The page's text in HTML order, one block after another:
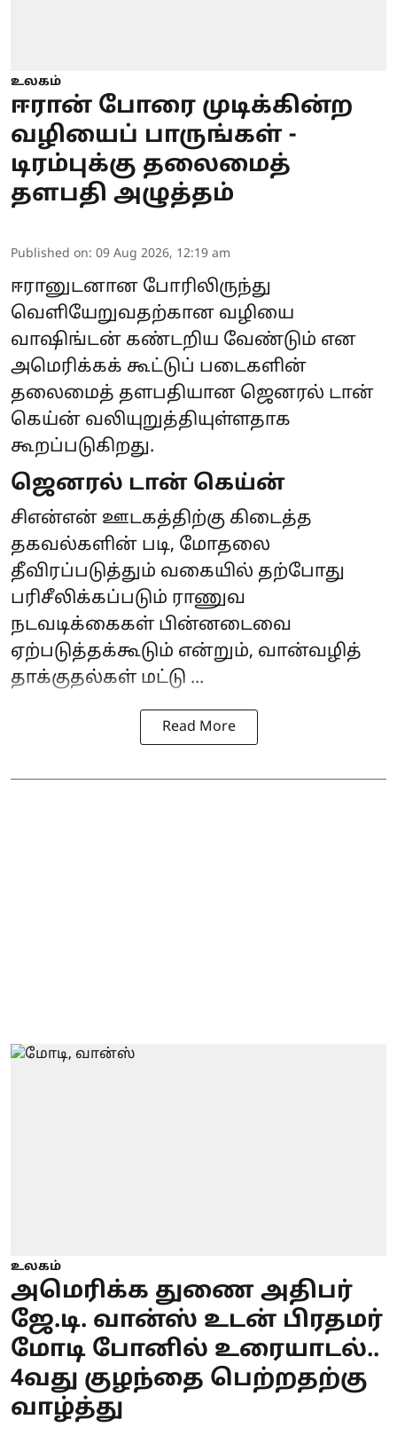
உலகம்
ஈரான் போரை முடிக்கின்ற
வழியைப் பாருங்கள் -
டிரம்புக்கு தலைமைத்
தளபதி அழுத்தம்
Published on: 09 Aug 2026, 12:19 am
ஈரானுடனான போரிலிருந்து
வெளியேறுவதற்கான வழியை
வாஷிங்டன் கண்டறிய வேண்டும் என
அமெரிக்கக் கூட்டுப் படைகளின்
தலைமைத் தளபதியான ஜெனரல் டான்
கெய்ன் வலியுறுத்தியுள்ளதாக
கூறப்படுகிறது.
ஜெனரல் டான் கெய்ன்
சிஎன்என் ஊடகத்திற்கு கிடைத்த
தகவல்களின் படி, மோதலை
தீவிரப்படுத்தும் வகையில் தற்போது
பரிசீலிக்கப்படும் ராணுவ
நடவடிக்கைகள் பின்னடைவை
ஏற்படுத்தக்கூடும் என்றும், வான்வழித்
தாக்குதல்கள் மட்டு ...
Read More
உலகம்
அமெரிக்க துணை அதிபர்
ஜே.டி. வான்ஸ் உடன் பிரதமர்
மோடி போனில் உரையாடல்..
4வது குழந்தை பெற்றதற்கு
வாழ்த்து